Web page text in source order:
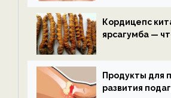
Кордицепс
ярсагумба —
Продукты для
развития